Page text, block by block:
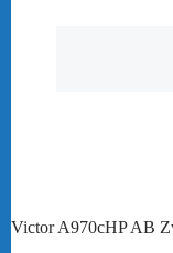
Victor A970cHP AB